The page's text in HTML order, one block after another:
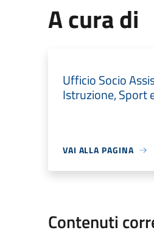
A cura di
Ufficio Socio
Istruzione, Sport
VAI ALLA PAGINA
Contenuti